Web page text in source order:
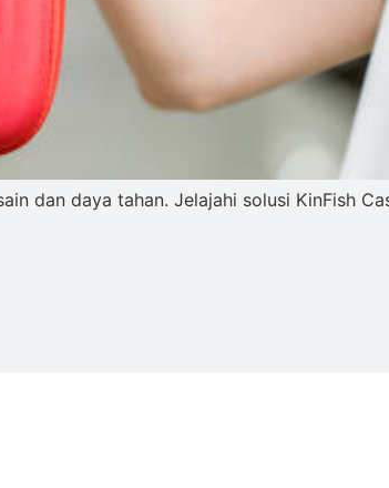
dan daya tahan. Jelajahi solusi KinFish